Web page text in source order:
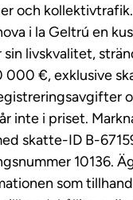
och kollektivtrafik.
i la Geltrú en
livskvalitet,
000 €, exklusive
inte i priset.
skatte-ID B-
10136.
som